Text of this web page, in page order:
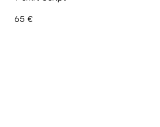
65 €